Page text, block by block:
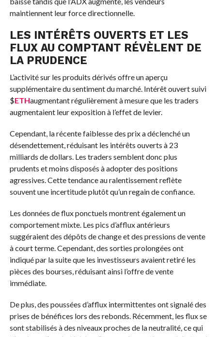
maintiennent leur force directionnelle.
LES INTÉRÊTS OUVERTS ET LES
FLUX AU COMPTANT RÉVÈLENT DE
LA PRUDENCE
L’activité sur les produits dérivés offre un aperçu
supplémentaire du sentiment du marché. Intérêt ouvert suivi
$ETHaugmentant régulièrement à mesure que les traders
augmentaient leur exposition à l’effet de levier.
Cependant, la récente faiblesse des prix a déclenché un
désendettement, réduisant les intérêts ouverts à 23
milliards de dollars. Les traders semblent donc plus
prudents et moins disposés à adopter des positions
agressives. Cette tendance au ralentissement reflète
souvent une incertitude plutôt qu’un regain de confiance.
Les données de flux ponctuels montrent également un
comportement mixte. Les pics d’afflux antérieurs
suggéraient des dépôts de change et des pressions de vente
à court terme. Cependant, des sorties prolongées ont
indiqué par la suite que les investisseurs avaient retiré les
pièces des bourses, réduisant ainsi l’offre de vente
immédiate.
De plus, des poussées d’afflux intermittentes ont signalé des
prises de bénéfices lors des rebonds. Récemment, les flux se
sont stabilisés à des niveaux proches de la neutralité, ce qui